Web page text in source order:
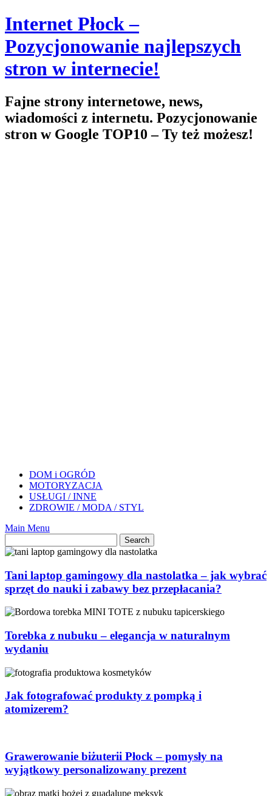
Skip
to
content
Internet Płock –
Pozycjonowanie najlepszych
stron w internecie!
Fajne strony internetowe, news,
wiadomości z internetu. Pozycjonowanie
stron w Google TOP10 – Ty też możesz!
DOM i OGRÓD
MOTORYZACJA
USŁUGI / INNE
ZDROWIE / MODA / STYL
Main Menu
Tani laptop gamingowy dla nastolatka – jak wybrać
sprzęt do nauki i zabawy bez przepłacania?
Torebka z nubuku – elegancja w naturalnym
wydaniu
Jak fotografować produkty z pompką i
atomizerem?
Grawerowanie biżuterii Płock – pomysły na
wyjątkowy personalizowany prezent